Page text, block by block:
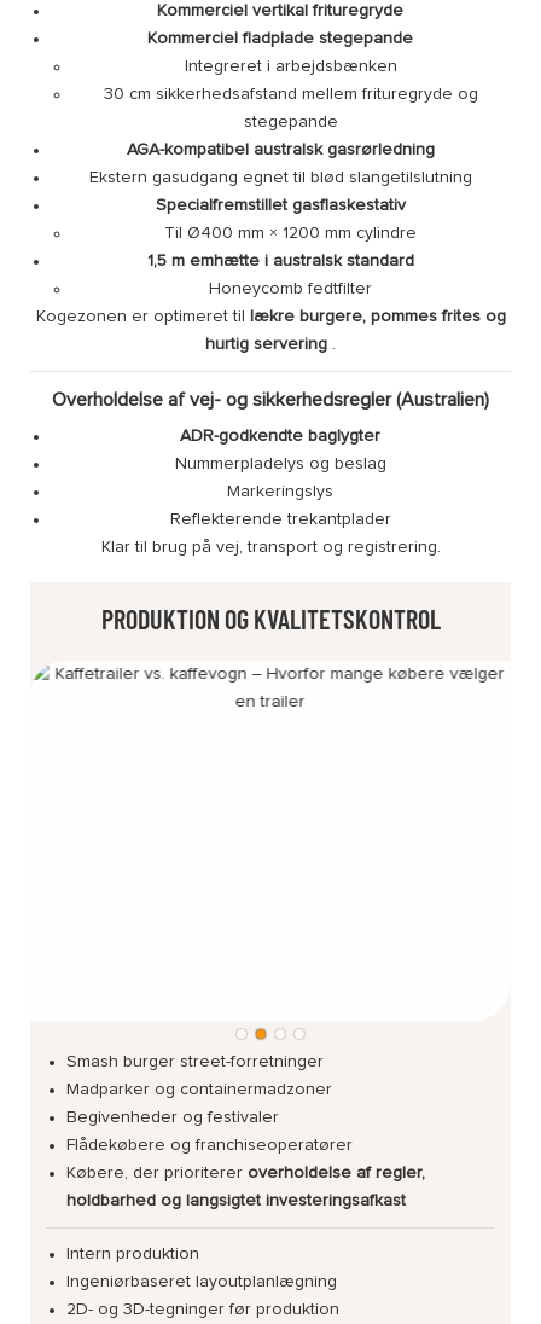
Kommerciel vertikal frituregryde
Kommerciel fladplade stegepande
Integreret i arbejdsbænken
30 cm sikkerhedsafstand mellem frituregryde og
stegepande
AGA-kompatibel australsk gasrørledning
Ekstern gasudgang egnet til blød slangetilslutning
Specialfremstillet gasflaskestativ
Til Ø400 mm × 1200 mm cylindre
1,5 m emhætte i australsk standard
Honeycomb fedtfilter
Kogezonen er optimeret til lækre burgere, pommes frites og
hurtig servering
Overholdelse af vej- og sikkerhedsregler (Australien)
ADR-godkendte baglygter
Nummerpladelys og beslag
Markeringslys
Reflekterende trekantplader
Klar til brug på vej, transport og registrering.
PRODUKTION OG KVALITETSKONTROL
Smash burger street-forretninger
Madparker og containermadzoner
Begivenheder og festivaler
Flådekøbere og franchiseoperatører
Købere, der prioriterer overholdelse af regler,
holdbarhed og langsigtet investeringsafkast
Intern produktion
Ingeniørbaseret layoutplanlægning
2D- og 3D-tegninger før produktion